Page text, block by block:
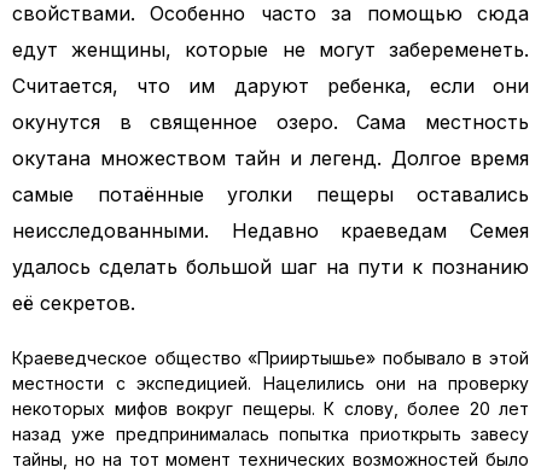
свойствами. Особенно часто за помощью сюда
едут женщины, которые не могут забеременеть.
Считается, что им даруют ребенка, если они
окунутся в священное озеро. Сама местность
окутана множеством тайн и легенд. Долгое время
самые потаённые уголки пещеры оставались
неисследованными. Недавно краеведам Семея
удалось сделать большой шаг на пути к познанию
её секретов.
Краеведческое общество «Прииртышье» побывало в этой
местности с экспедицией. Нацелились они на проверку
некоторых мифов вокруг пещеры. К слову, более 20 лет
назад уже предпринималась попытка приоткрыть завесу
тайны, но на тот момент технических возможностей было